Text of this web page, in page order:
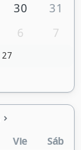
30
31
6 7
27
Vie Sáb